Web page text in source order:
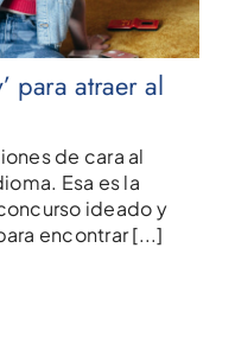
para atraer al
de cara al
Esa es la
ideado y
encontrar [...]